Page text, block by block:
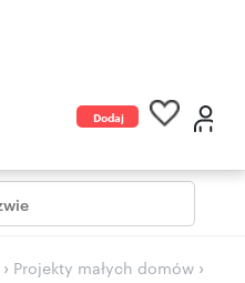
Dodaj
› Projekty małych domów ›